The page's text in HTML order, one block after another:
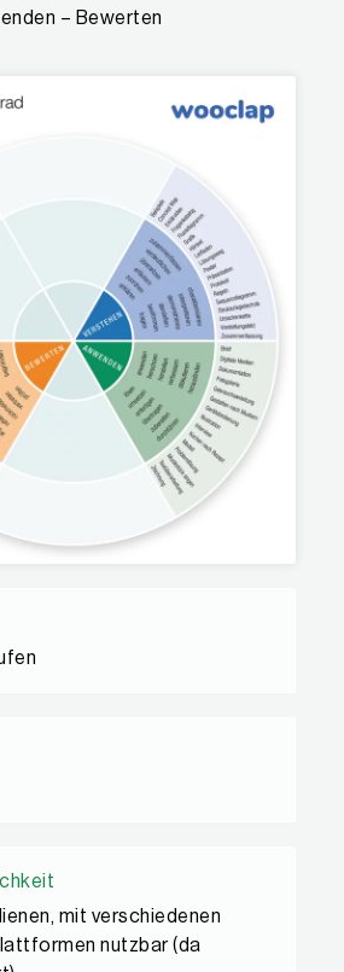
– Bewerten
mit verschied­enen
nutzbar (da